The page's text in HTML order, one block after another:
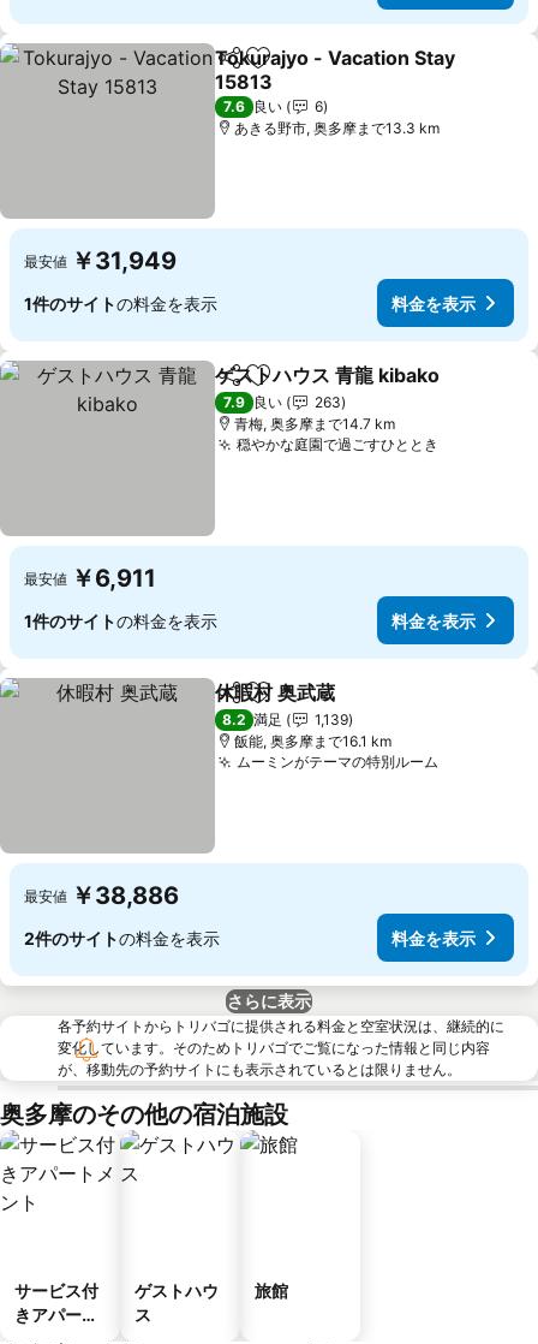
シェアお気に入りに追加
Tokurajyo - Vacation Stay
15813
料金を表示
7.6 良い
6
あきる野市, 奥多摩まで13.3 km
最安値 ￥31,949
1件のサイトの料金を表示 料金を表示
シェアお気に入りに追加
ゲストハウス 青龍 kibako
7.9 良い
263
青梅, 奥多摩まで14.7 km
穏やかな庭園で過ごすひととき
最安値 ￥6,911
1件のサイトの料金を表示 料金を表示
シェアお気に入りに追加
休暇村 奥武蔵
8.2 満足
1,139
飯能, 奥多摩まで16.1 km
ムーミンがテーマの特別ルーム
最安値 ￥38,886
2件のサイトの料金を表示 料金を表示
さらに表示
各予約サイトからトリバゴに提供される料金と空室状況は、継続的に
変化しています。そのためトリバゴでご覧になった情報と同じ内容
が、移動先の予約サイトにも表示されているとは限りません。
奥多摩のその他の宿泊施設
サービス付
きアパート
メント
ゲストハウ
ス
旅館